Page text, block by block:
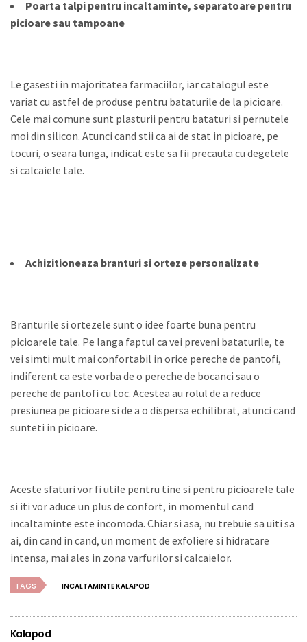
Poarta talpi pentru incaltaminte, separatoare pentru
picioare sau tampoane
Le gasesti in majoritatea farmaciilor, iar catalogul este
variat cu astfel de produse pentru bataturile de la picioare.
Cele mai comune sunt plasturii pentru bataturi si pernutele
moi din silicon. Atunci cand stii ca ai de stat in picioare, pe
tocuri, o seara lunga, indicat este sa fii precauta cu degetele
si calcaiele tale.
Achizitioneaza branturi si orteze personalizate
Branturile si ortezele sunt o idee foarte buna pentru
picioarele tale. Pe langa faptul ca vei preveni bataturile, te
vei simti mult mai confortabil in orice pereche de pantofi,
indiferent ca este vorba de o pereche de bocanci sau o
pereche de pantofi cu toc. Acestea au rolul de a reduce
presiunea pe picioare si de a o dispersa echilibrat, atunci cand
sunteti in picioare.
Aceste sfaturi vor fi utile pentru tine si pentru picioarele tale
si iti vor aduce un plus de confort, in momentul cand
incaltaminte este incomoda. Chiar si asa, nu trebuie sa uiti sa
ai, din cand in cand, un moment de exfoliere si hidratare
intensa, mai ales in zona varfurilor si calcaielor.
TAGS INCALTAMINTE KALAPOD
Kalapod